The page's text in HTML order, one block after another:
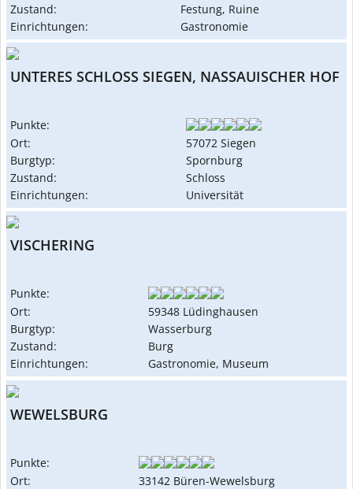
Zustand:
Festung, Ruine
Einrichtungen:
Gastronomie
UNTERES SCHLOSS SIEGEN, NASSAUISCHER HOF
Punkte:
Ort:
57072 Siegen
Burgtyp:
Spornburg
Zustand:
Schloss
Einrichtungen:
Universität
VISCHERING
Punkte:
Ort:
59348 Lüdinghausen
Burgtyp:
Wasserburg
Zustand:
Burg
Einrichtungen:
Gastronomie, Museum
WEWELSBURG
Punkte:
Ort:
33142 Büren-Wewelsburg